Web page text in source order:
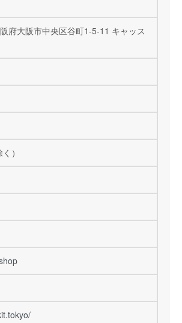
府大阪市中央区谷町1-5-11 キャッス
）